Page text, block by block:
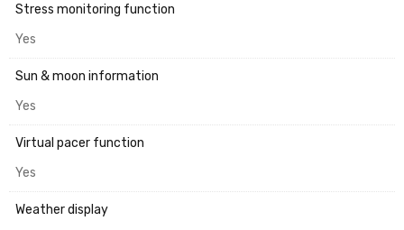
Stress monitoring function
Yes
Sun & moon information
Yes
Virtual pacer function
Yes
Weather display